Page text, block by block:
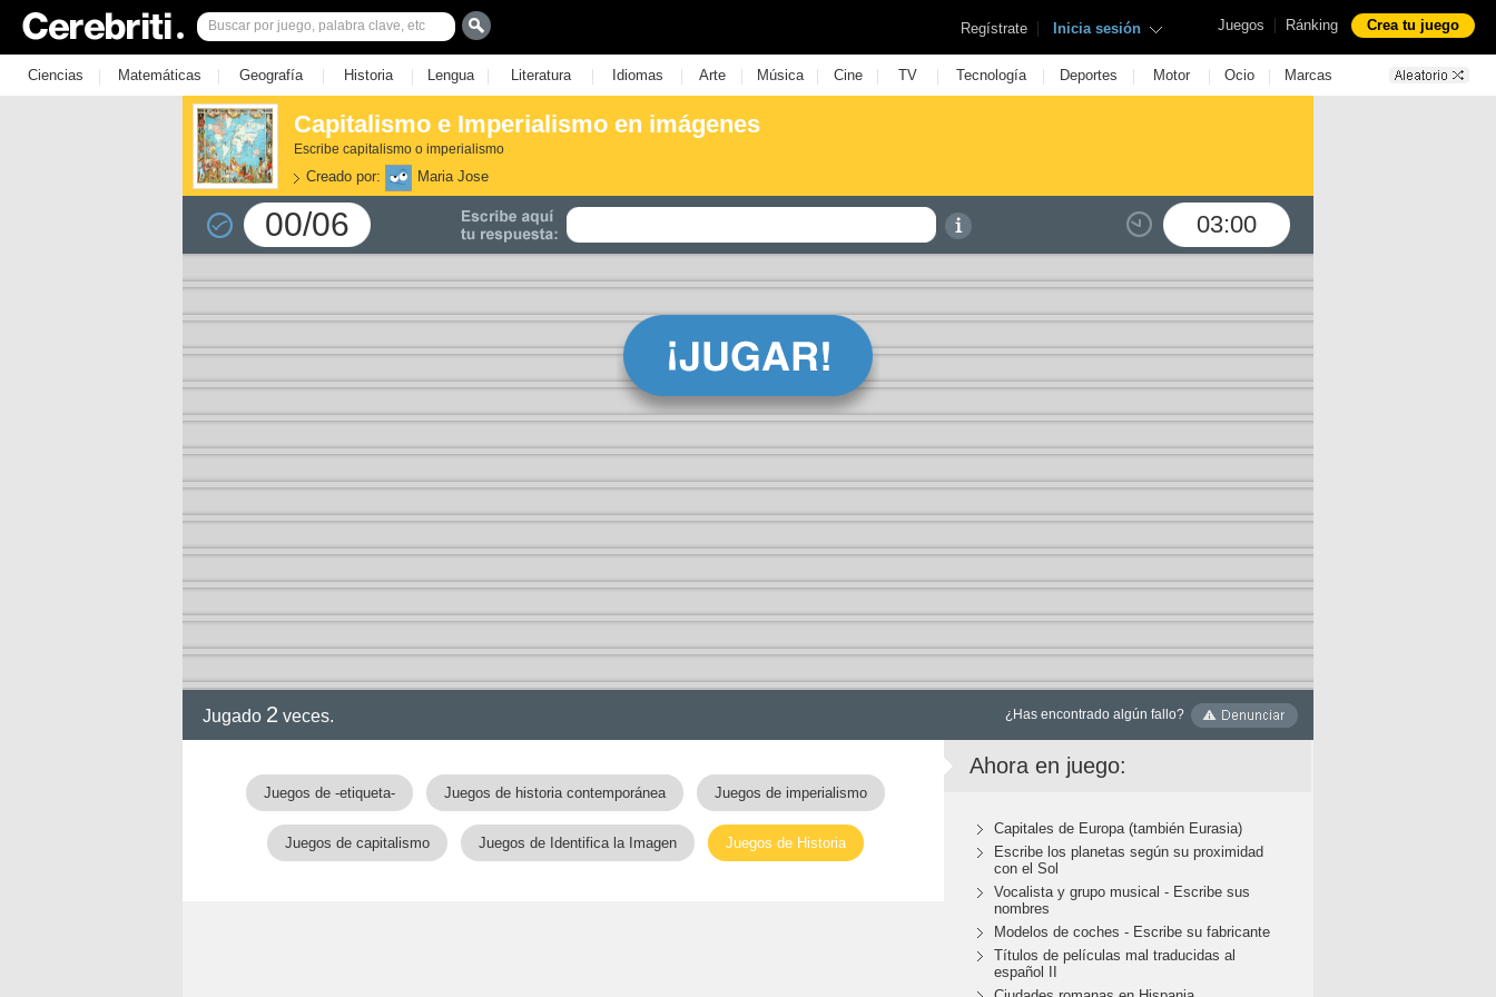
Juegos | Ránking Crea tu juego
Regístrate | Inicia sesión
Ciencias | Matemáticas | Geografía | Historia | Lengua | Literatura | Idiomas | Arte | Música | Cine | TV | Tecnología | Deportes | Motor | Ocio | Marcas
Capitalismo e Imperialismo en imágenes
Escribe capitalismo o imperialismo
Creado por: Maria Jose
00/06 03:00
Jugado 2 veces. ¿Has encontrado algún fallo?
Juegos de -etiqueta- Juegos de historia contemporánea Juegos de imperialismo
Juegos de capitalismo Juegos de Identifica la Imagen Juegos de Historia
Ahora en juego:
Capitales de Europa (también Eurasia)
Escribe los planetas según su proximidad
con el Sol
Vocalista y grupo musical - Escribe sus
nombres
Modelos de coches - Escribe su fabricante
Títulos de películas mal traducidas al
español II